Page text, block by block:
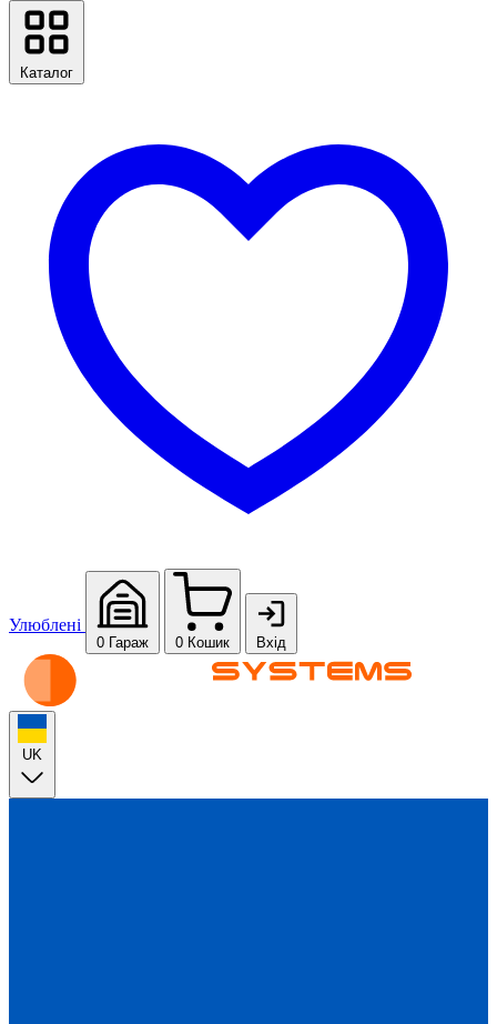
Каталог
Улюблені
0 Гараж 0 Кошик Вхід